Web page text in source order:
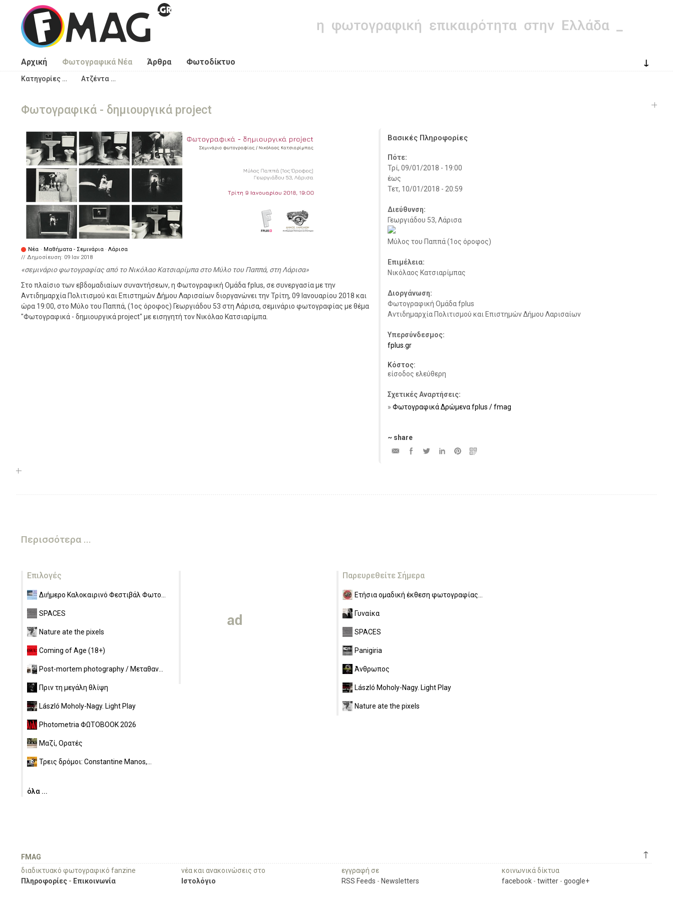
Παράκαμψη προς το κυρίως περιεχόμενο
Αρχική Φωτογραφικά Νέα Άρθρα Φωτοδίκτυο ↓
Κατηγορίες … Ατζέντα …
Φωτογραφικά - δημιουργικά project
Νέα · Μαθήματα - Σεμινάρια · Λάρισα
// Δημοσίευση: 09 Ιαν 2018
σεμινάριο φωτογραφίας από το Νικόλαο Κατσιαρίμπα στο Μύλο του Παππά, στη Λάρισα
Στο πλαίσιο των εβδομαδιαίων συναντήσεων, η Φωτογραφική Ομάδα fplus, σε συνεργασία με την
Αντιδημαρχία Πολιτισμού και Επιστημών Δήμου Λαρισαίων διοργανώνει την Τρίτη, 09 Ιανουαρίου 2018 και
ώρα 19:00, στο Μύλο του Παππά, (1ος όροφος) Γεωργιάδου 53 στη Λάρισα, σεμινάριο φωτογραφίας με θέμα
"Φωτογραφικά - δημιουργικά project" με εισηγητή τον Νικόλαο Κατσιαρίμπα.
Βασικές Πληροφορίες
Πότε:
Τρί, 09/01/2018 - 19:00
έως
Τετ, 10/01/2018 - 20:59
Διεύθυνση:
Γεωργιάδου 53, Λάρισα
Μύλος του Παππά (1ος όροφος)
Επιμέλεια:
Νικόλαος Κατσιαρίμπας
Διοργάνωση:
Φωτογραφική Ομάδα fplus
Αντιδημαρχία Πολιτισμού και Επιστημών Δήμου Λαρισαίων
Υπερσύνδεσμος:
fplus.gr
Κόστος:
είσοδος ελεύθερη
Σχετικές Αναρτήσεις:
Φωτογραφικά Δρώμενα fplus / fmag
~ share
Περισσότερα ...
Επιλογές
Διήμερο Καλοκαιρινό Φεστιβάλ Φωτο...
SPACES
Nature ate the pixels
Coming of Age (18+)
Post-mortem photography / Μεταθαν...
Πριν τη μεγάλη θλίψη
László Moholy-Nagy. Light Play
Photometria ΦΩΤΟBOOK 2026
Μαζί, Ορατές
Τρεις δρόμοι: Constantine Manos,...
όλα ...
Παρευρεθείτε Σήμερα
Ετήσια ομαδική έκθεση φωτογραφίας...
Γυναίκα
SPACES
Panigiria
Άνθρωπος
László Moholy-Nagy. Light Play
Nature ate the pixels
↑
FMAG
διαδικτυακό φωτογραφικό fanzine
Πληροφορίες - Επικοινωνία
νέα και ανακοινώσεις στο
Ιστολόγιο
εγγραφή σε
RSS Feeds - Newsletters
κοινωνικά δίκτυα
facebook - twitter - google+